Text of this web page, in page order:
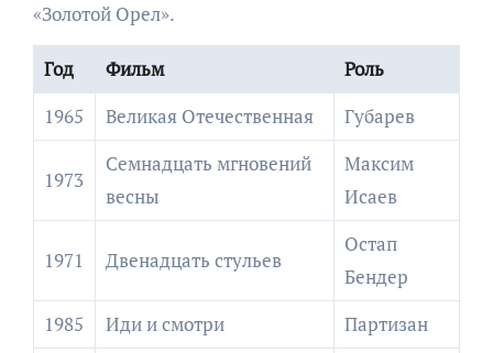
«Золотой Орел».
Год Фильм
Роль
1965
Великая Отечественная Губарев
1973
Семнадцать мгновений
весны
Максим
Исаев
1971 Двенадцать стульев
Остап
Бендер
1985
Иди и смотри Партизан